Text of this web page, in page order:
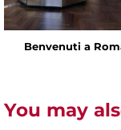
Benvenuti a
You may